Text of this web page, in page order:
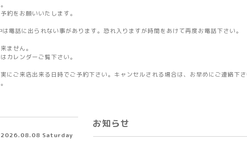
約をお願いいたします。
電話に出られない事があります。恐れ入りますが時間をあけて再度お電話下さい。
ません。
カレンダーご覧下さい。
にご来店出来る日時でご予約下さい。キャンセルされる場合は、お早めにご連絡下
お知らせ
2026.08.08 Saturday